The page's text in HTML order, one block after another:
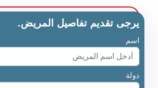
يرجى تقديم تفاصيل المريض.
اسم *
دولة*